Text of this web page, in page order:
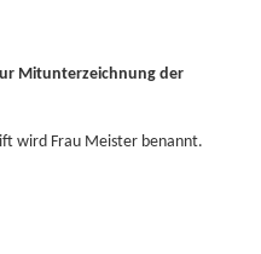
Mitunterzeichnung der
wird Frau Meister benannt.